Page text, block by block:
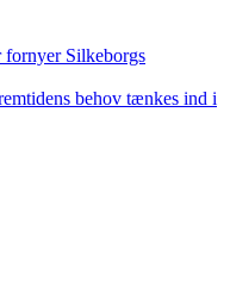
Silkeborgs
behov tænkes ind i